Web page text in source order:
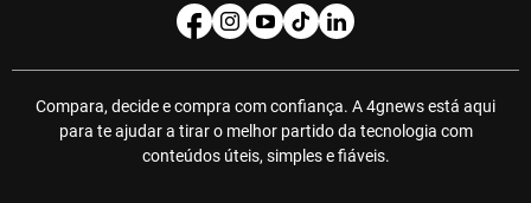
Compara, decide e compra com confiança. A 4gnews está aqui
para te ajudar a tirar o melhor partido da tecnologia com
conteúdos úteis, simples e fiáveis.